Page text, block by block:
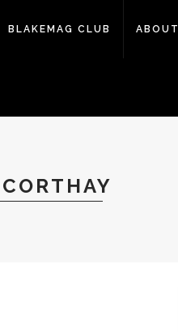
BLAKEMAG CLUB ABOUT